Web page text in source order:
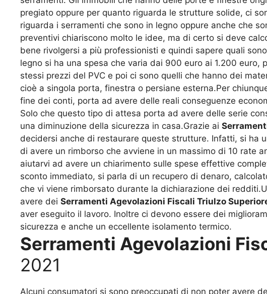
pregiato oppure per quanto riguarda le strutture solide, ci
riguarda i serramenti che sono in legno oppure anche che
preventivi chiariscono molto le idee, ma di certo si deve
bene rivolgersi a più professionisti e quindi sapere quali
legno si ha una spesa che varia dai 900 euro ai 1.200 euro,
stessi prezzi del PVC e poi ci sono quelli che hanno dei
cioè a singola porta, finestra o persiane esterna.Per
fine dei conti, porta ad avere delle reali conseguenze
Solo che questo tipo di attesa porta ad avere delle serie
una diminuzione della sicurezza in casa.Grazie ai
decidersi anche di restaurare queste strutture. Infatti, si ha
di avere un rimborso che avviene in un massimo di 10 rate
aiutarvi ad avere un chiarimento sulle spese effettive
sconto immediato, si parla di un recupero di denaro,
che vi viene rimborsato durante la dichiarazione dei
avere dei Serramenti Agevolazioni Fiscali Triulzo
aver eseguito il lavoro. Inoltre ci devono essere dei
sicurezza e anche un eccellente isolamento termico.
Serramenti Agevolazioni
2021
Alcuni consumatori si sono preoccupati di non poter avere